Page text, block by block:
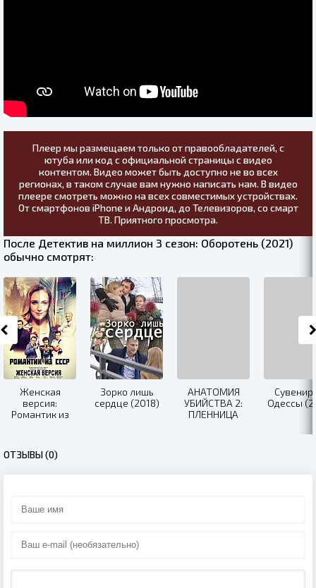
Плеер мы размещаем только от правообладателей, с
ютуба или код с официальной страницы с видео
контентом. Видео может быть доступно не во всех
регионах, в таком случае вам нужно написать нам. В видео
плеере смотреть можно на всех совместимых устройствах.
От смартфонов iPhone и Андроид, до Телевизоров, со смарт
ТВ. Приятного просмотра.
После Детектив на миллион 3 сезон: Оборотень (2021)
обычно смотрят:
Женская
версия:
Романтик из
Зорко лишь
сердце (2018)
АНАТОМИЯ
УБИЙСТВА 2:
ПЛЕННИЦА
Сувенир
Одессы
ОТЗЫВЫ (0)